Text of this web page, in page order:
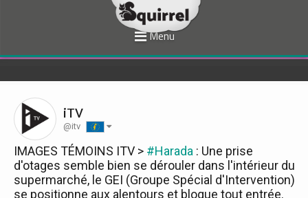
Menu
iTV
@itv
IMAGES TÉMOINS ITV > #Harada : Une prise
d'otages semble bien se dérouler dans l'intérieur du
supermarché, le GEI (Groupe Spécial d'Intervention)
se positionne aux alentours et bloque tout entrée.